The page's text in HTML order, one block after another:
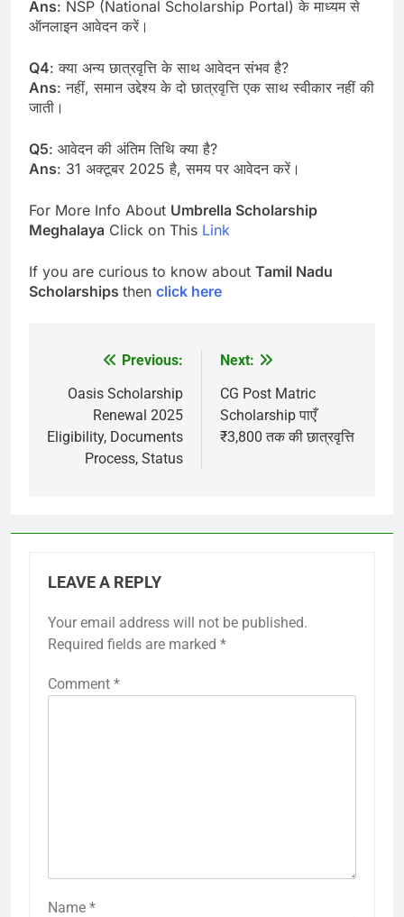
Ans: NSP (National Scholarship Portal) के माध्यम से
ऑनलाइन आवेदन करें।
Q4: क्या अन्य छात्रवृत्ति के साथ आवेदन संभव है?
Ans: नहीं, समान उद्देश्य के दो छात्रवृत्ति एक साथ स्वीकार नहीं की
जाती।
Q5: आवेदन की अंतिम तिथि क्या है?
Ans: 31 अक्टूबर 2025 है, समय पर आवेदन करें।
For More Info About Umbrella Scholarship
Meghalaya Click on This Link
If you are curious to know about Tamil Nadu
Scholarships then click here
navigation
Previous:
Oasis Scholarship
Renewal 2025
Eligibility, Documents
Process, Status
Next:
CG Post Matric
Scholarship पाएँ
₹3,800 तक की छात्रवृत्ति
LEAVE A REPLY
Your email address will not be published.
Required fields are marked *
Comment *
Name *